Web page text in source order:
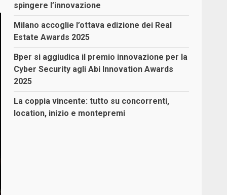
spingere l’innovazione
Milano accoglie l’ottava edizione dei Real
Estate Awards 2025
Bper si aggiudica il premio innovazione per la
Cyber Security agli Abi Innovation Awards
2025
La coppia vincente: tutto su concorrenti,
location, inizio e montepremi